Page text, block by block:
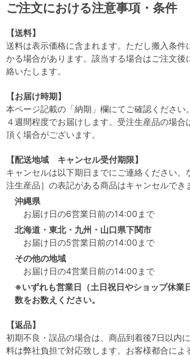
ご注文における注意事項・条件
【送料】
送料は表示価格に含まれます。ただし搬入条件
かる場合があります。該当する場合はご注文後
絡いたします。
【お届け時期】
本ページ記載の「納期」欄にてご確認ください
４週間程度でお届けします。受注生産品の場合
頂く場合がございます。
【配送地域 キャンセル受付期限】
キャンセルは以下期日までにご連絡ください。
注生産品］の表記がある商品はキャンセルでき
沖縄県
お届け日の6営業日前の14:00まで
北海道・東北・九州・山口県下関市
お届け日の5営業日前の14:00まで
その他の地域
お届け日の4営業日前の14:00まで
※いずれも営業日（土日祝日やショップ休業
数をお数えください。
【返品】
初期不良・誤品の場合は、商品到着後7日以内
料は弊社負担で対応致します。お客様都合によ